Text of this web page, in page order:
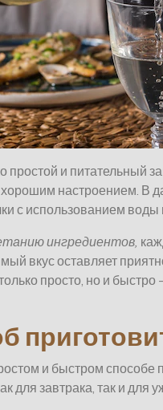
простой и питательный
настроением. В
с использованием воды
ингредиентов,
вкус оставляет
просто, но и
и быстром способе
для завтрака, так и для